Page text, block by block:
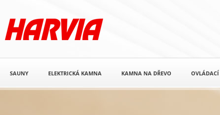
SAUNY ELEKTRICKÁ KAMNA KAMNA NA DŘEVO OVLÁDACÍ